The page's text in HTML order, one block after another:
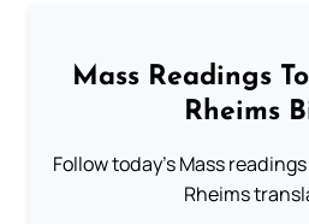
Mass Readings
Rheims
Follow today's Mass
Rheims